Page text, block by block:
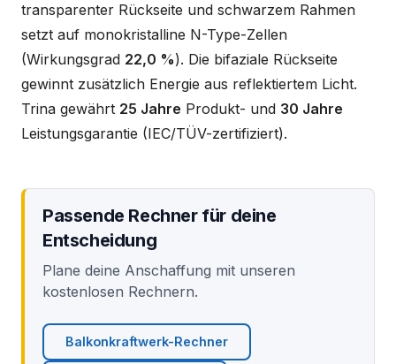
transparenter Rückseite und schwarzem Rahmen
setzt auf monokristalline N-Type-Zellen
(Wirkungsgrad 22,0 %). Die bifaziale Rückseite
gewinnt zusätzlich Energie aus reflektiertem Licht.
Trina gewährt 25 Jahre Produkt- und 30 Jahre
Leistungsgarantie (IEC/TÜV-zertifiziert).
Passende Rechner für deine
Entscheidung
Plane deine Anschaffung mit unseren
kostenlosen Rechnern.
Balkonkraftwerk-Rechner